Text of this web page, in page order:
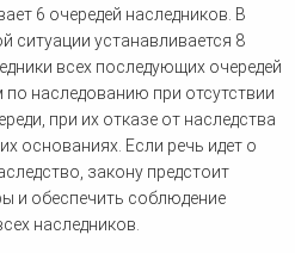
6 очередей наследников. В
ситуации устанавливается 8
всех последующих очередей
наследованию при отсутствии
при их отказе от наследства
основаниях. Если речь идет о
закону предстоит
и обеспечить соблюдение
наследников.